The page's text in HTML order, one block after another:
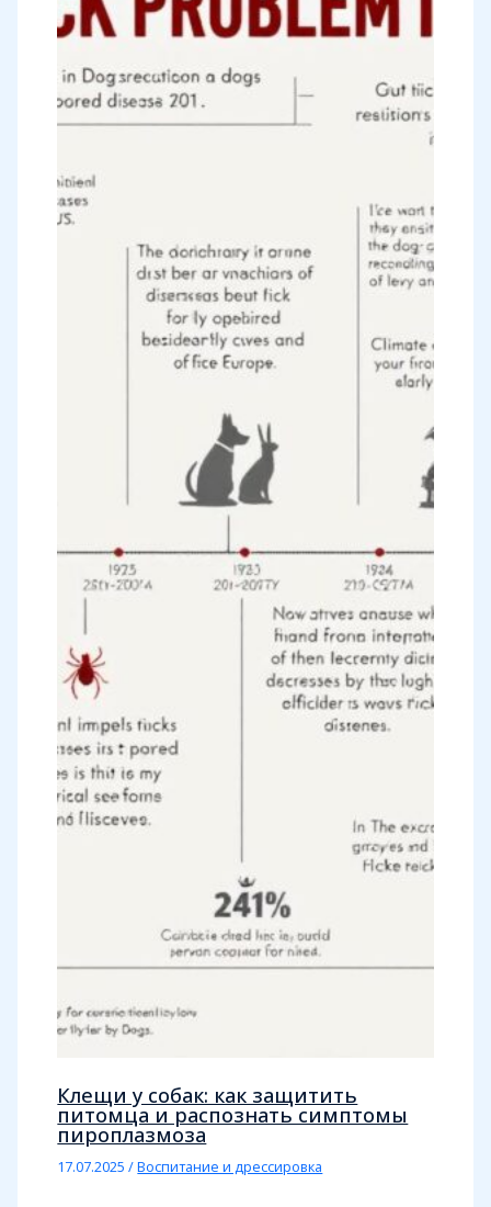
Клещи у собак: как защитить
питомца и распознать симптомы
пироплазмоза
17.07.2025/Воспитание и дрессировка